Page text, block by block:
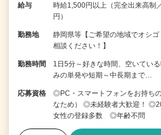
給与
時給1,500円以上（完全出来高制
円）
勤務地
静岡県等【ご希望の地域でオシ
相談ください！】
勤務時間
1日5分～好きな時間、空いてい
みの単発や短期～中長期まで…
応募資格
◎PC・スマートフォンをお持ち
なため） ◎未経験者大歓迎！
女性の登録多数 ◎年齢不問